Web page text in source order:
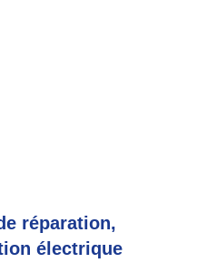
réparation,
électrique